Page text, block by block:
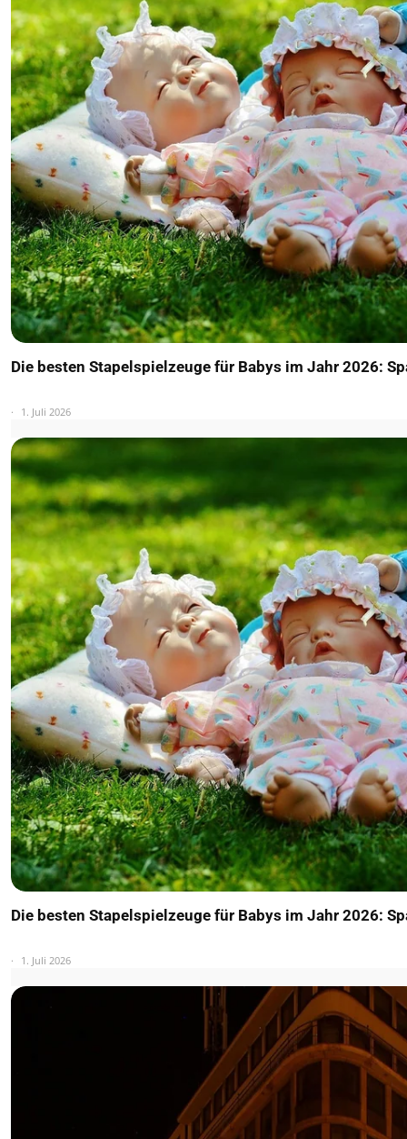
Die besten Stapelspielzeuge für Babys im Jahr 2026:
1. Juli 2026
Die besten Stapelspielzeuge für Babys im Jahr 2026:
1. Juli 2026